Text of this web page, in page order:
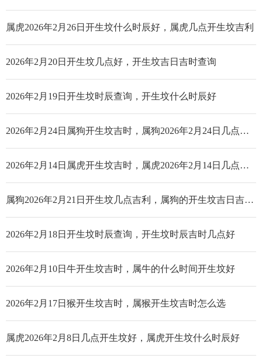
属虎2026年2月26日开生坟什么时辰好，属虎几点开生坟吉利
2026年2月20日开生坟几点好，开生坟吉日吉时查询
2026年2月19日开生坟时辰查询，开生坟什么时辰好
2026年2月24日属狗开生坟吉时，属狗2026年2月24日几点开生坟好
2026年2月14日属虎开生坟吉时，属虎2026年2月14日几点开生坟好
属狗2026年2月21日开生坟几点吉利，属狗的开生坟吉日吉时查询
2026年2月18日开生坟时辰查询，开生坟时辰吉时几点好
2026年2月10日牛开生坟吉时，属牛的什么时间开生坟好
2026年2月17日猴开生坟吉时，属猴开生坟吉时怎么选
属虎2026年2月8日几点开生坟好，属虎开生坟什么时辰好